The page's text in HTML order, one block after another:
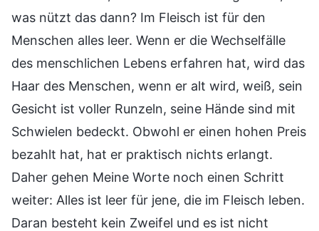
was nützt das dann? Im Fleisch ist für den
Menschen alles leer. Wenn er die Wechselfälle
des menschlichen Lebens erfahren hat, wird das
Haar des Menschen, wenn er alt wird, weiß, sein
Gesicht ist voller Runzeln, seine Hände sind mit
Schwielen bedeckt. Obwohl er einen hohen Preis
bezahlt hat, hat er praktisch nichts erlangt.
Daher gehen Meine Worte noch einen Schritt
weiter: Alles ist leer für jene, die im Fleisch leben.
Daran besteht kein Zweifel und es ist nicht